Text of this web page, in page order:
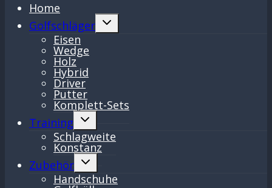
Home
Golfschläger
Untermenü
Eisen
Wedge
Holz
Hybrid
Driver
Putter
Komplett-Sets
Training
Untermenü
Schlagweite
Konstanz
Zubehör
Untermenü
Handschuhe